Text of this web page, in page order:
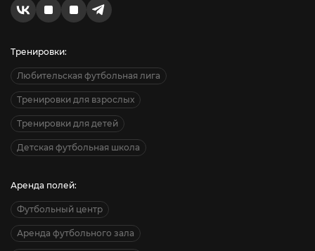
Тренировки:
Любительская футбольная лига
Тренировки для взрослых
Тренировки для детей
Детская футбольная школа
Аренда полей:
Футбольный центр
Аренда футбольного зала